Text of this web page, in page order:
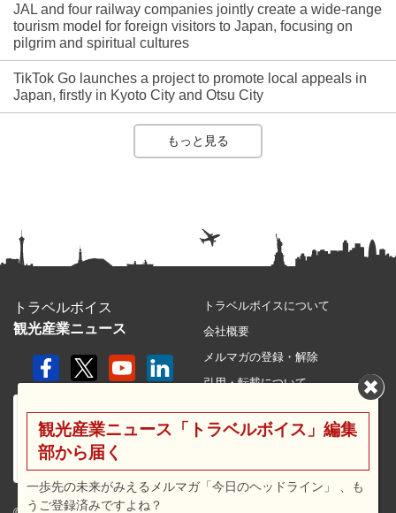
JAL and four railway companies jointly create a wide-range
tourism model for foreign visitors to Japan, focusing on
pilgrim and spiritual cultures
TikTok Go launches a project to promote local appeals in
Japan, firstly in Kyoto City and Otsu City
もっと見る
トラベルボイス
観光産業ニュース
トラベルボイスについて
会社概要
メルマガの登録・解除
引用・転載について
利用規約
広告メニュー・料金
観光産業ニュース「トラベルボイス」編集
部から届く
一歩先の未来がみえるメルマガ「今日のヘッドライン」 、も
うご登録済みですよね？